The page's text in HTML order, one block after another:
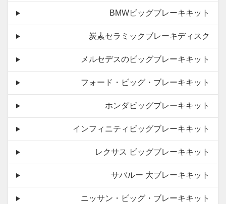
BMWビッグブレーキキット
炭素セラミックブレーキディスク
メルセデスのビッグブレーキキット
フォード・ビッグ・ブレーキキット
ホンダビッグブレーキキット
インフィニティビッグブレーキキット
レクサス ビッグブレーキキット
サバルー 大ブレーキキット
ニッサン・ビッグ・ブレーキキット